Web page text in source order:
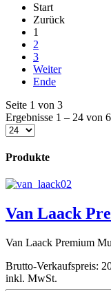
Start
Zurück
1
2
3
Weiter
Ende
Seite 1 von 3
Ergebnisse 1 – 24 von
Produkte
Van Laack
Van Laack Premium
Brutto-Verkaufspreis:
inkl. MwSt.